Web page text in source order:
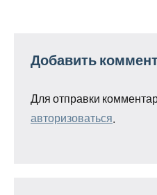
Добавить
Для отправки
авторизоваться